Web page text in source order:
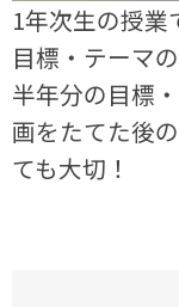
1年次生の授業
目標・テーマ
半年分の目標
画をたてた後
ても大切！